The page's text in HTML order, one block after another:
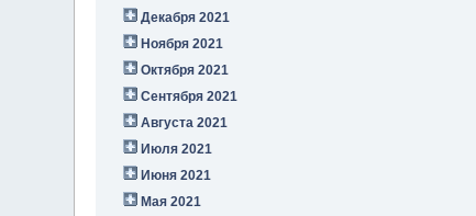
Декабря 2021
Ноября 2021
Октября 2021
Сентября 2021
Августа 2021
Июля 2021
Июня 2021
Мая 2021